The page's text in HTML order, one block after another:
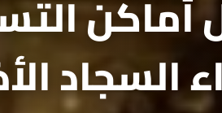
السجاد